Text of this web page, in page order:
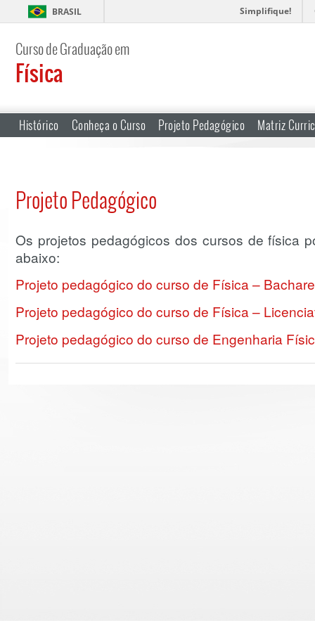
BRASIL Simplifique!
Curso de Graduação em
Física
Histórico Conheça o Curso Projeto Pedagógico Matriz
Projeto Pedagógico
Os projetos pedagógicos dos cursos de física
abaixo:
Projeto pedagógico do curso de Física –
Projeto pedagógico do curso de Física –
Projeto pedagógico do curso de Engenharia